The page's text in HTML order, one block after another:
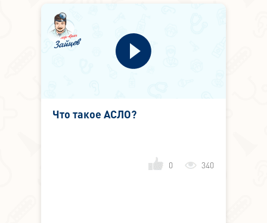
Что такое АСЛО?
0 340